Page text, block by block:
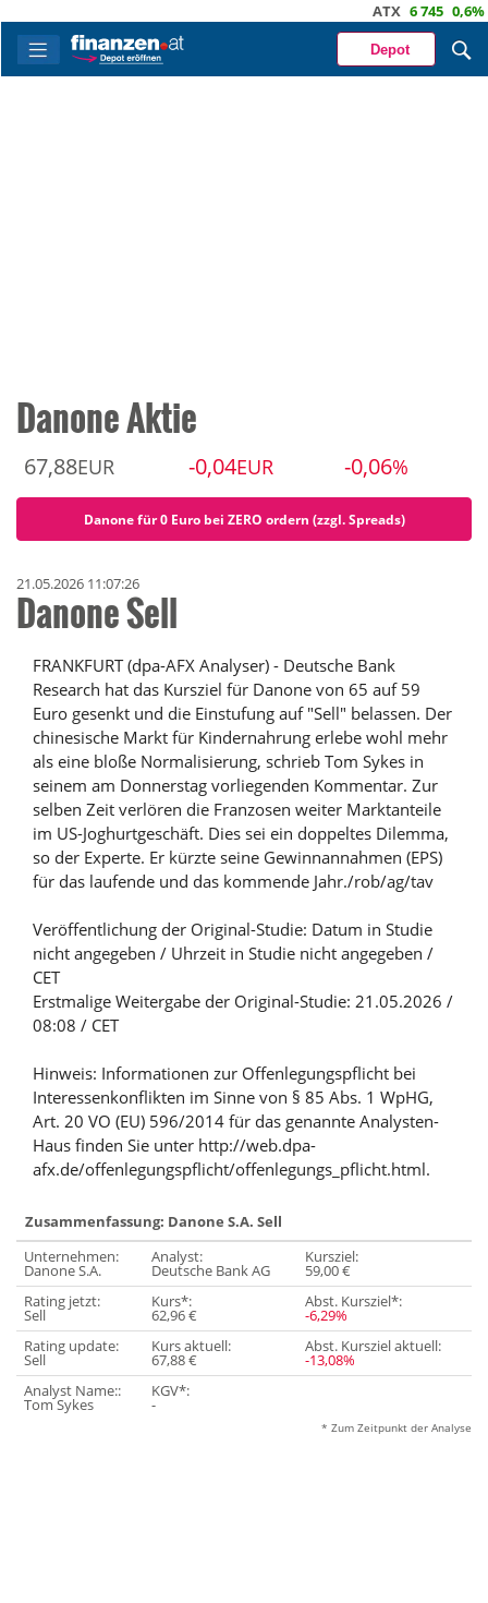
6 745 0,6%
Depot
Danone Aktie
67,88EUR -0,04EUR -0,06%
Danone für 0 Euro bei ZERO ordern (zzgl. Spreads)
21.05.2026 11:07:26
Danone Sell
FRANKFURT (dpa-AFX Analyser) - Deutsche Bank
Research hat das Kursziel für Danone von 65 auf 59
Euro gesenkt und die Einstufung auf "Sell" belassen. Der
chinesische Markt für Kindernahrung erlebe wohl mehr
als eine bloße Normalisierung, schrieb Tom Sykes in
seinem am Donnerstag vorliegenden Kommentar. Zur
selben Zeit verlören die Franzosen weiter Marktanteile
im US-Joghurtgeschäft. Dies sei ein doppeltes Dilemma,
so der Experte. Er kürzte seine Gewinnannahmen (EPS)
für das laufende und das kommende Jahr./rob/ag/tav
Veröffentlichung der Original-Studie: Datum in Studie
nicht angegeben / Uhrzeit in Studie nicht angegeben /
CET
Erstmalige Weitergabe der Original-Studie: 21.05.2026 /
08:08 / CET
Hinweis: Informationen zur Offenlegungspflicht bei
Interessenkonflikten im Sinne von § 85 Abs. 1 WpHG,
Art. 20 VO (EU) 596/2014 für das genannte Analysten-
Haus finden Sie unter http://web.dpa-
afx.de/offenlegungspflicht/offenlegungs_pflicht.html.
Zusammenfassung: Danone S.A. Sell
Unternehmen:
Danone S.A.
Analyst:
Deutsche Bank AG
Kursziel:
59,00 €
Rating jetzt:
Sell
Kurs*:
62,96 €
Abst. Kursziel*:
-6,29%
Rating update:
Sell
Kurs aktuell:
67,88 €
Abst. Kursziel aktuell:
-13,08%
Analyst Name::
Tom Sykes
KGV*:
-
* Zum Zeitpunkt der Analyse